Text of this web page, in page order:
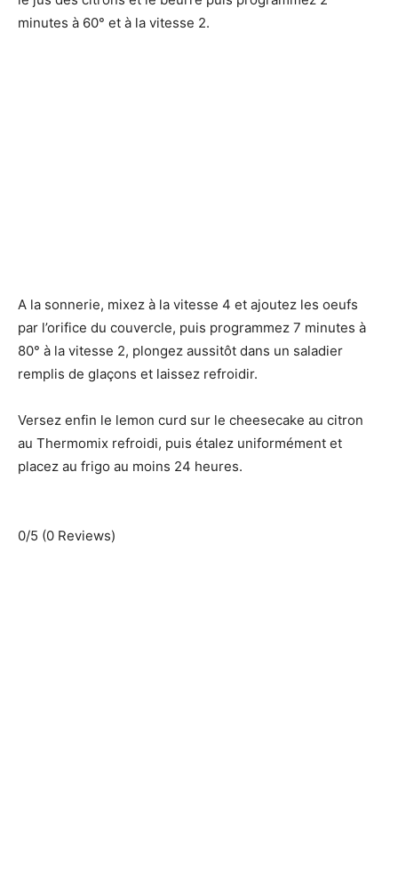
minutes à 60° et à la vitesse 2.
A la sonnerie, mixez à la vitesse 4 et ajoutez les oeufs
par l’orifice du couvercle, puis programmez 7 minutes à
80° à la vitesse 2, plongez aussitôt dans un saladier
remplis de glaçons et laissez refroidir.
Versez enfin le lemon curd sur le cheesecake au citron
au Thermomix refroidi, puis étalez uniformément et
placez au frigo au moins 24 heures.
0/5 (0 Reviews)